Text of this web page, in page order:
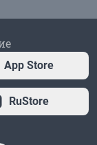
App Store
RuStore